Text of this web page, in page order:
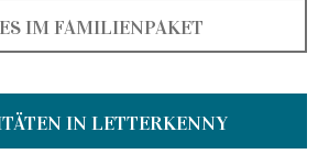
IM FAMILIENPAKET
IN LETTERKENNY